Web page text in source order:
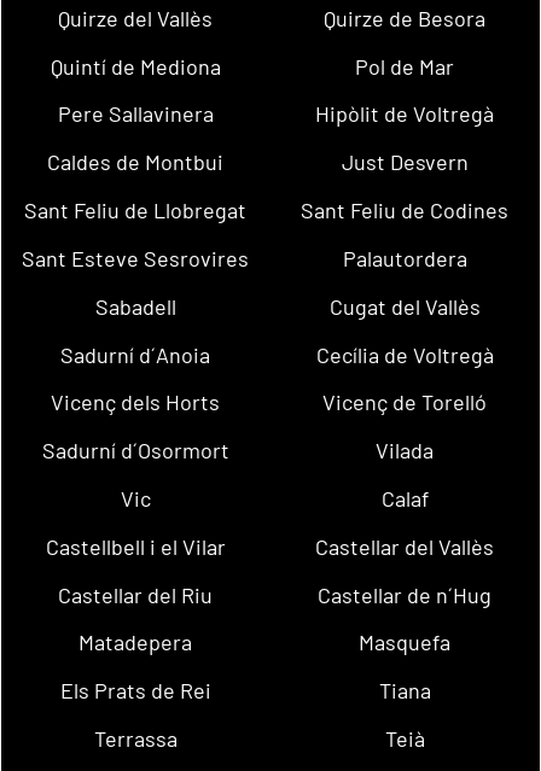
Quirze del Vallès
Quirze de Besora
Quintí de Mediona
Pol de Mar
Pere Sallavinera
Hipòlit de Voltregà
Caldes de Montbui
Just Desvern
Sant Feliu de Llobregat
Sant Feliu de Codines
Sant Esteve Sesrovires
Palautordera
Sabadell
Cugat del Vallès
Sadurní d´Anoia
Cecília de Voltregà
Vicenç dels Horts
Vicenç de Torelló
Sadurní d´Osormort
Vilada
Vic
Calaf
Castellbell i el Vilar
Castellar del Vallès
Castellar del Riu
Castellar de n´Hug
Matadepera
Masquefa
Els Prats de Rei
Tiana
Terrassa
Teià